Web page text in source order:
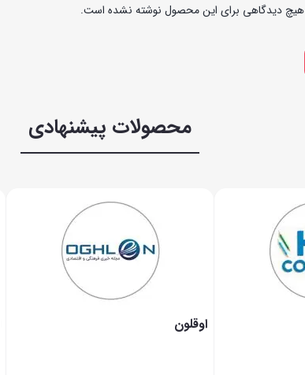
هیچ دیدگاهی برای این محصول نوشته نشده است.
محصولات پیشنهادی
اوقلون